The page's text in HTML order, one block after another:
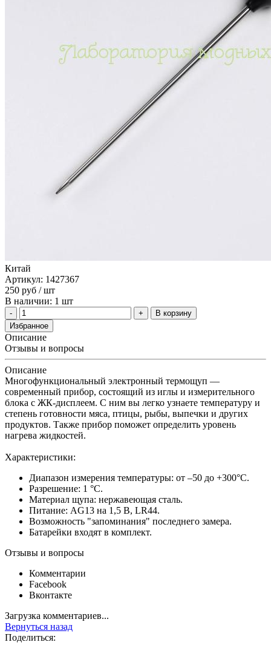
Китай
Артикул: 1427367
250 руб / шт
В наличии: 1 шт
В корзину
Избранное
Описание
Отзывы и вопросы
Описание
Многофункциональный электронный термощуп —
современный прибор, состоящий из иглы и измерительного
блока с ЖК-дисплеем. С ним вы легко узнаете температуру и
степень готовности мяса, птицы, рыбы, выпечки и других
продуктов. Также прибор поможет определить уровень
нагрева жидкостей.
Характеристики:
Диапазон измерения температуры: от ‒50 до +300°С.
Разрешение: 1 °С.
Материал щупа: нержавеющая сталь.
Питание: AG13 на 1,5 В, LR44.
Возможность "запоминания" последнего замера.
Батарейки входят в комплект.
Отзывы и вопросы
Комментарии
Facebook
Вконтакте
Загрузка комментариев...
Вернуться назад
Поделиться: